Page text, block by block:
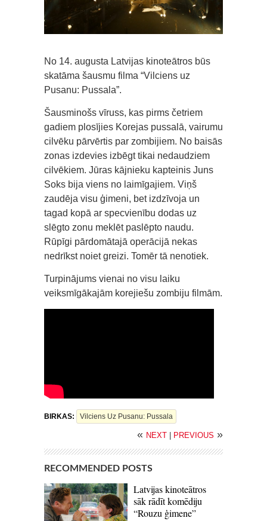
No 14. augusta Latvijas kinoteātros būs
skatāma šausmu filma “Vilciens uz
Pusanu: Pussala”.
Šausminošs vīruss, kas pirms četriem
gadiem plosījies Korejas pussalā, vairumu
cilvēku pārvērtis par zombijiem. No baisās
zonas izdevies izbēgt tikai nedaudziem
cilvēkiem. Jūras kājnieku kapteinis Juns
Soks bija viens no laimīgajiem. Viņš
zaudēja visu ģimeni, bet izdzīvoja un
tagad kopā ar specvienību dodas uz
slēgto zonu meklēt paslēpto naudu.
Rūpīgi pārdomātajā operācijā nekas
nedrīkst noiet greizi. Tomēr tā nenotiek.
Turpinājums vienai no visu laiku
veiksmīgākajām korejiešu zombiju filmām.
BIRKAS: Vilciens Uz Pusanu: Pussala
« NEXT PREVIOUS »
RECOMMENDED POSTS
Latvijas kinoteātros
sāk rādīt komēdiju
“Rouzu ģimene”